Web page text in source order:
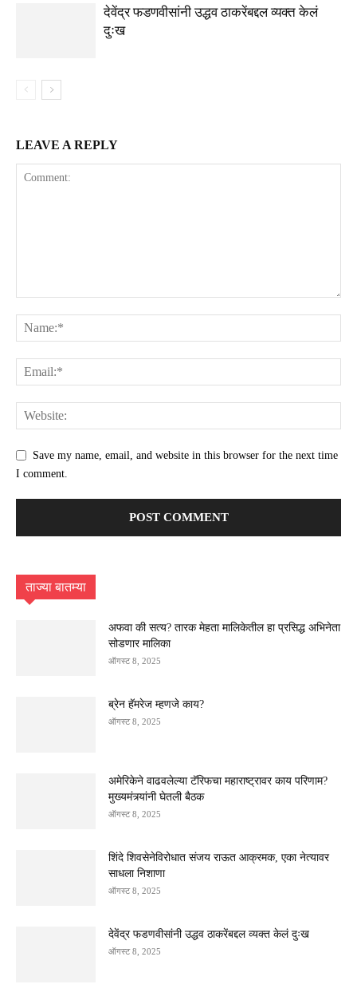
देवेंद्र फडणवीसांनी उद्धव ठाकरेंबद्दल व्यक्त केलं
दुःख
LEAVE A REPLY
Save my name, email, and website in this browser for the next time
I comment.
ताज्या बातम्या
अफवा की सत्य? तारक मेहता मालिकेतील हा प्रसिद्ध अभिनेता
सोडणार मालिका
ऑगस्ट 8, 2025
ब्रेन हॅमरेज म्हणजे काय?
ऑगस्ट 8, 2025
अमेरिकेने वाढवलेल्या टॅरिफचा महाराष्ट्रावर काय परिणाम?
मुख्यमंत्र्यांनी घेतली बैठक
ऑगस्ट 8, 2025
शिंदे शिवसेनेविरोधात संजय राऊत आक्रमक, एका नेत्यावर
साधला निशाणा
ऑगस्ट 8, 2025
देवेंद्र फडणवीसांनी उद्धव ठाकरेंबद्दल व्यक्त केलं दुःख
ऑगस्ट 8, 2025